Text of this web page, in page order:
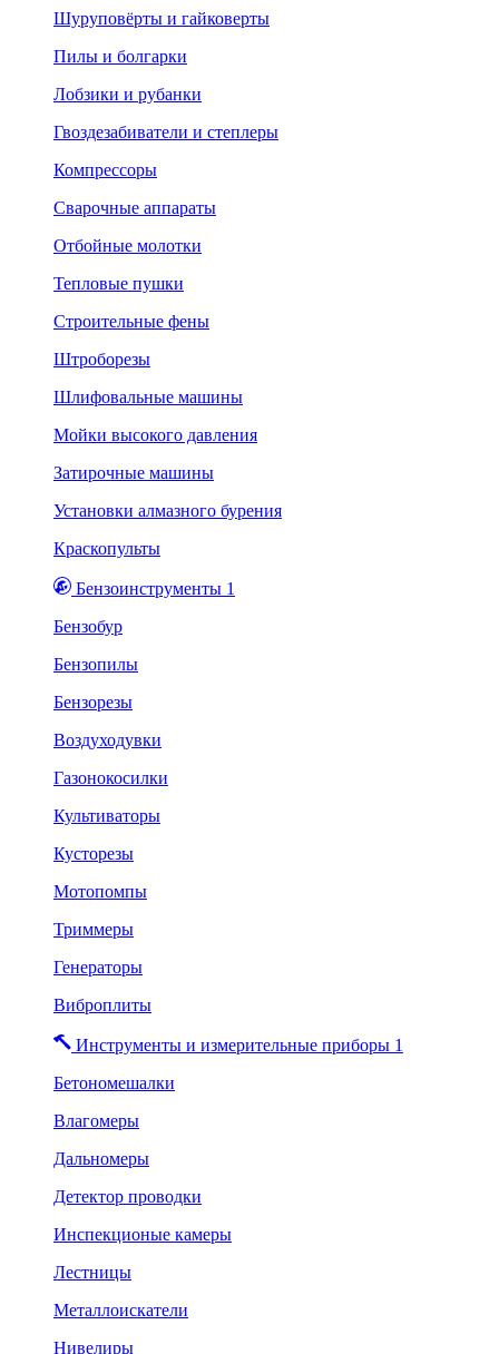
Шуруповёрты и гайковерты
Пилы и болгарки
Лобзики и рубанки
Гвоздезабиватели и степлеры
Компрессоры
Сварочные аппараты
Отбойные молотки
Тепловые пушки
Строительные фены
Штроборезы
Шлифовальные машины
Мойки высокого давления
Затирочные машины
Установки алмазного бурения
Краскопульты
Бензоинструменты 1
Бензобур
Бензопилы
Бензорезы
Воздуходувки
Газонокосилки
Культиваторы
Кусторезы
Мотопомпы
Триммеры
Генераторы
Виброплиты
Инструменты и измерительные приборы 1
Бетономешалки
Влагомеры
Дальномеры
Детектор проводки
Инспекционые камеры
Лестницы
Металлоискатели
Нивелиры